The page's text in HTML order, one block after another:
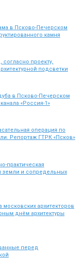
в Псково-Печерском
камня
проекту,
подсветки
в Псково-Печерском
«Россия-1»
операция по
Репортаж ГТРК «Псков»
практическая
земли и сопредельных
архитекторов
днём архитектуры
перед